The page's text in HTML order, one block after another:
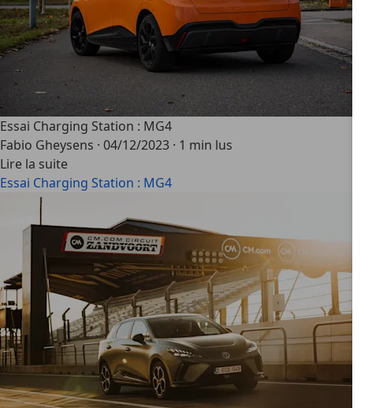
Essai Charging Station : MG4
Fabio Gheysens · 04/12/2023 · 1 min lus
Lire la suite
Essai Charging Station : MG4